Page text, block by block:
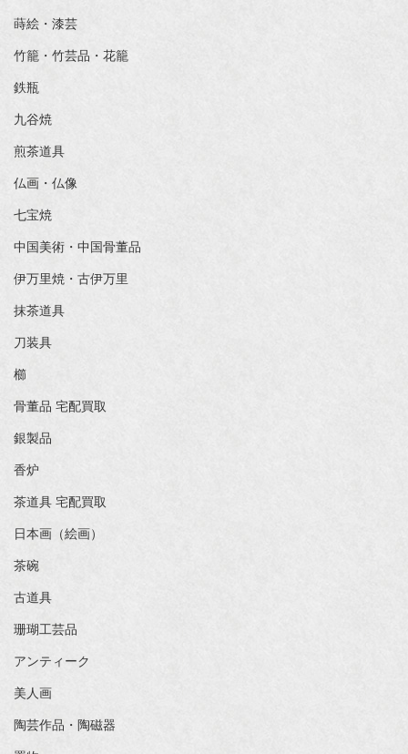
蒔絵・漆芸
竹籠・竹芸品・花籠
鉄瓶
九谷焼
煎茶道具
仏画・仏像
七宝焼
中国美術・中国骨董品
伊万里焼・古伊万里
抹茶道具
刀装具
櫛
骨董品 宅配買取
銀製品
香炉
茶道具 宅配買取
日本画（絵画）
茶碗
古道具
珊瑚工芸品
アンティーク
美人画
陶芸作品・陶磁器